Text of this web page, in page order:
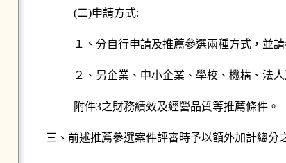
(二)申請方式:
１、分自行申請及推薦參選兩種方式，並
２、另企業、中小企業、學校、機構、法
附件3之財務績效及經營品質等推薦條件。
三、前述推薦參選案件評審時予以額外加計總